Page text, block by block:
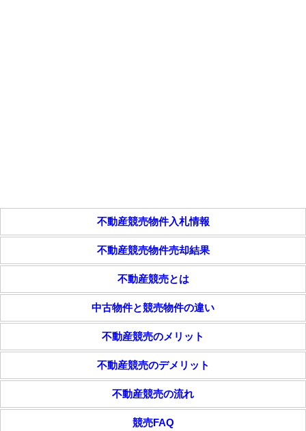
不動産競売物件入札情報
不動産競売物件売却結果
不動産競売とは
中古物件と競売物件の違い
不動産競売のメリット
不動産競売のデメリット
不動産競売の流れ
競売FAQ